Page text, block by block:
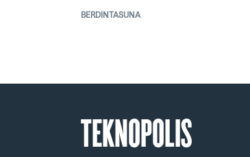
BERDINTASUNA
TEKNOPOLIS